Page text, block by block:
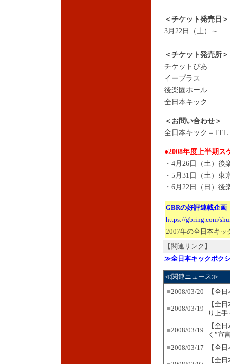
＜チケット発売日＞
3月22日（土）～
＜チケット発売所＞
チケットぴあ
イープラス
後楽園ホール
全日本キック
＜お問い合わせ＞
全日本キック＝TEL
●2008年度上半期ス
・4月26日（土）後
・5月31日（土）東
・6月22日（日）後
GBRの好評連載企画
https://gbring.com/
2007年の全日本キッ
【関連リンク】
≫全日本キックボク
≪関連ニュース≫
■2008/03/20 【全
■2008/03/19
【全
り上
■2008/03/19
【全
く”宣
■2008/03/17 【全
【全